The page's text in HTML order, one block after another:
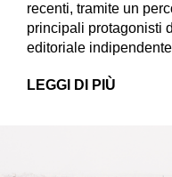
recenti, tramite un
principali protagonisti
editoriale
LEGGI DI PIÙ